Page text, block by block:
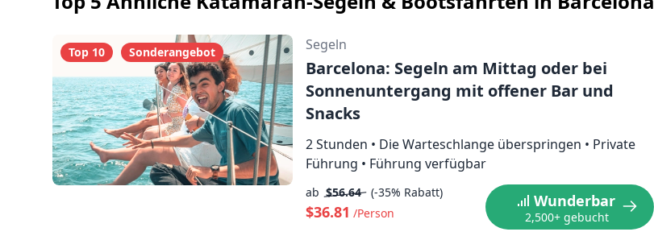
verspätetem Erscheinen kann es sein, dass du die Aktivität verpasst.
Karte anzeigen
Top 10 Sonderangebot Segeln
Barcelona: Segeln am Mittag oder bei
Sonnenuntergang mit offener Bar und
Snacks
2 Stunden • Die Warteschlange überspringen • Private
Führung • Führung verfügbar
ab $56.64 (-35% Rabatt)
$36.81 /Person
Wunderbar
2,500+ gebucht